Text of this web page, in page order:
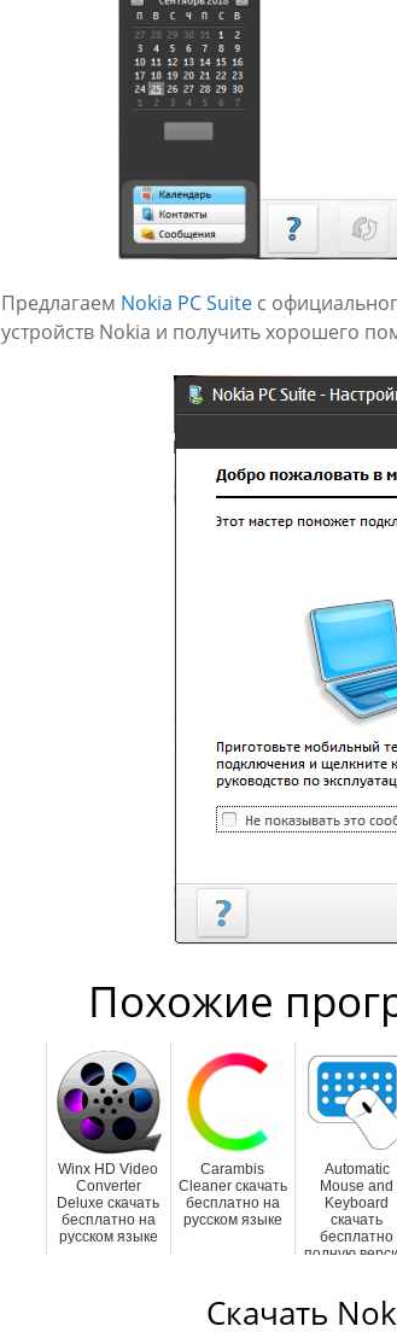
Предлагаем Nokia PC Suite с
устройств Nokia и получить хорошего
Похожие
Winx HD Video
Converter
Deluxe скачать
бесплатно на
русском языке
Carambis
Cleaner скачать
бесплатно на
русском языке
Automatic
Mouse and
Keyboard
скачать
бесплатно
полную
Скачать